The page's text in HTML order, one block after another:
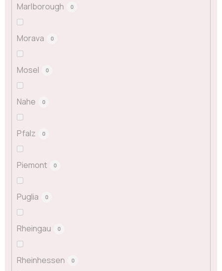
Marlborough 0
Morava 0
Mosel 0
Nahe 0
Pfalz 0
Piemont 0
Puglia 0
Rheingau 0
Rheinhessen 0